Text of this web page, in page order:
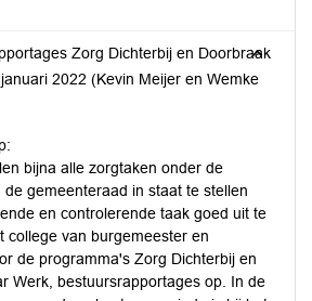
Zorg Dichterbij en Doorbraak
bijna alle zorgtaken onder de
gemeenteraad in staat te stellen
en controlerende taak goed uit te
college van burgemeester en
de programma's Zorg Dichterbij en
Werk, bestuursrapportages op. In de